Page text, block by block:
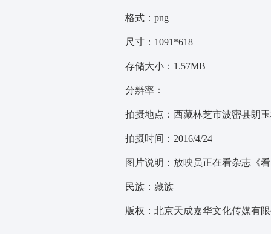
格式：png
尺寸：1091*618
存储大小：1.57MB
分辨率：
拍摄地点：西藏林芝市波密县朗
拍摄时间：2016/4/24
图片说明：放映员正在看杂志《
民族：藏族
版权：北京天成嘉华文化传媒有限